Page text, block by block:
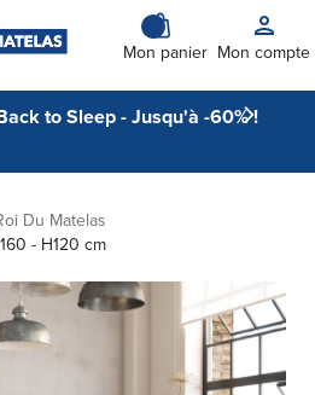
Mon panier Mon compte
to Sleep - Jusqu'à -60% !
Du Matelas
- H120 cm